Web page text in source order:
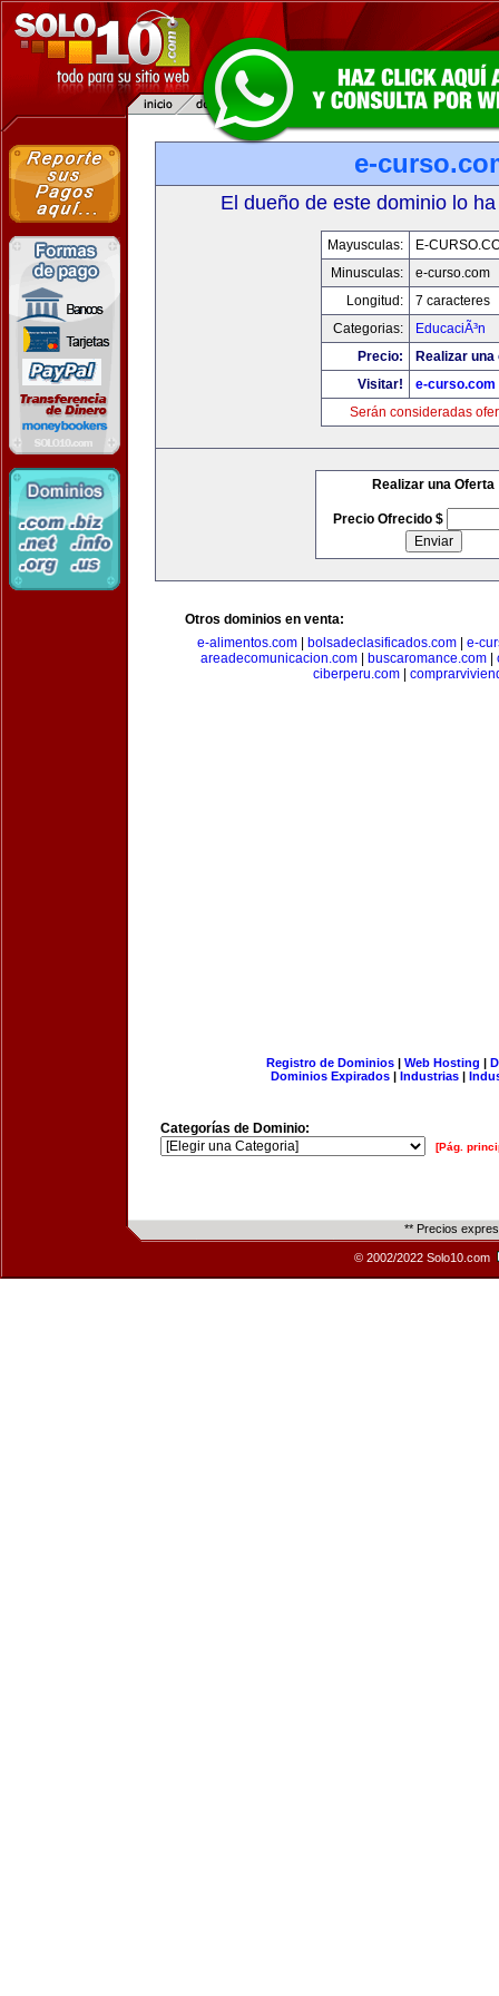
e-
El dueño de este dominio lo
Mayusculas:
E-
Minusculas:
e-curso.com
Longitud:
7 caracteres
Categorias:
EducaciÃ³n
Precio:
Realizar
Visitar!
e-curso.com
Serán consideradas
Realizar una Oferta
Precio Ofrecido $
Otros dominios en venta:
e-alimentos.com| bolsadeclasificados.com| e-
areadecomunicacion.com| buscaromance.com|
ciberperu.com
Registro de Dominios| Web Hosting |
Dominios Expirados | Industrias |
Categorías de Dominio:
[Pág.
** Precios
© 2002/2022 Solo10.com